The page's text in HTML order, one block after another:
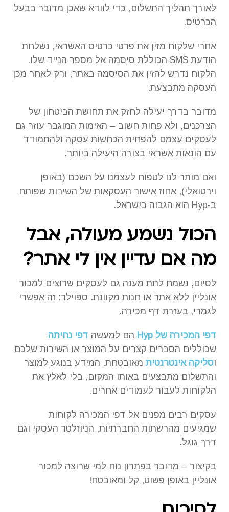
לאורך תהליך התשלום, כדי לוודא שאכן מדובר בבעל
הכרטיס.
אחרי שלקוח מזין את פרטי כרטיס האשראי, נשלחת
הודעת SMS הכוללת סיסמה אל מספר הנייד שלו.
הלקוח נדרש להזין את הסיסמה באתר, ורק לאחר מכן
העסקה מתבצעת.
מדובר בדרך יעילה לחזק את תחושת הביטחון של
הצרכנים, ולא פחות חשוב – האימות המוגבר עוזר גם
לעסקים עצמם להפחית הכחשות עסקה ולהתמודד
עם הונאות אשראי בצורה היעילה ביותר.
ואם מותר לנו לטפוח לעצמנו על השכם (באופן
וירטואלי), אחוז אישור העסקאות של השירות שפותח
ב-Hyp הוא הגבוה בישראל.
הכול נשמע מעולה, אבל
מה אם עדיין אין לי אתר?
לסיום, נשמח לתת מענה גם לעסקים שרוצים למכור
אונליין ללא אתר או חנות מקוונת. ספוילר: זה אפשרי
לגמרי, בעזרת דף מכירה.
דפי המכירה של Hyp הם למעשה דפי נחיתה
שכוללים הסברים קצרים על המוצר או השירות שלכם
וסליקה אינטרנטית מאובטחת. המידע בנוגע למוצר
והתשלום מתבצעים באותו המקום, בלי לאלץ את
הלקוחות לעבור לעמודים אחרים.
עסקים רבים מפנים אל דפי המכירה לקוחות
שמגיעים מהרשתות החברתיות, הניוזלטר העסקי וגם
דרך גוגל.
בקיצור – מדובר בפתרון נוח למי שרוצה למכור
אונליין באופן פשוט, קל ומאובטח!